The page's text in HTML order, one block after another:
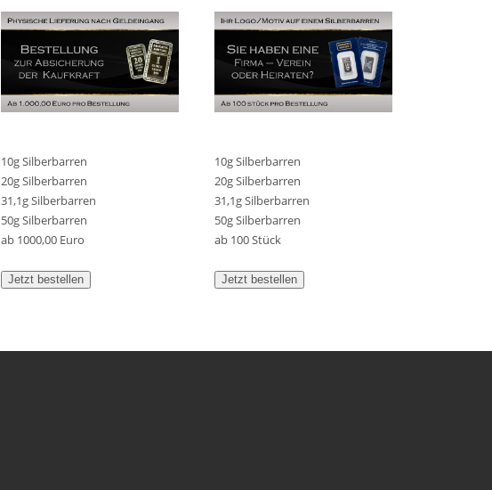
10g Silberbarren
20g Silberbarren
31,1g Silberbarren
50g Silberbarren
ab 1000,00 Euro
10g Silberbarren
20g Silberbarren
31,1g Silberbarren
50g Silberbarren
ab 100 Stück
Jetzt bestellen Jetzt bestellen